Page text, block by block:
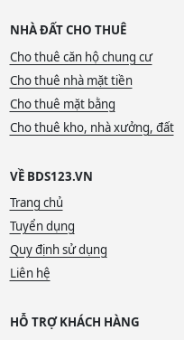
NHÀ ĐẤT CHO THUÊ
Cho thuê căn hộ chung cư
Cho thuê nhà mặt tiền
Cho thuê mặt bằng
Cho thuê kho, nhà xưởng, đất
VỀ BDS123.VN
Trang chủ
Tuyển dụng
Quy định sử dụng
Liên hệ
HỖ TRỢ KHÁCH HÀNG